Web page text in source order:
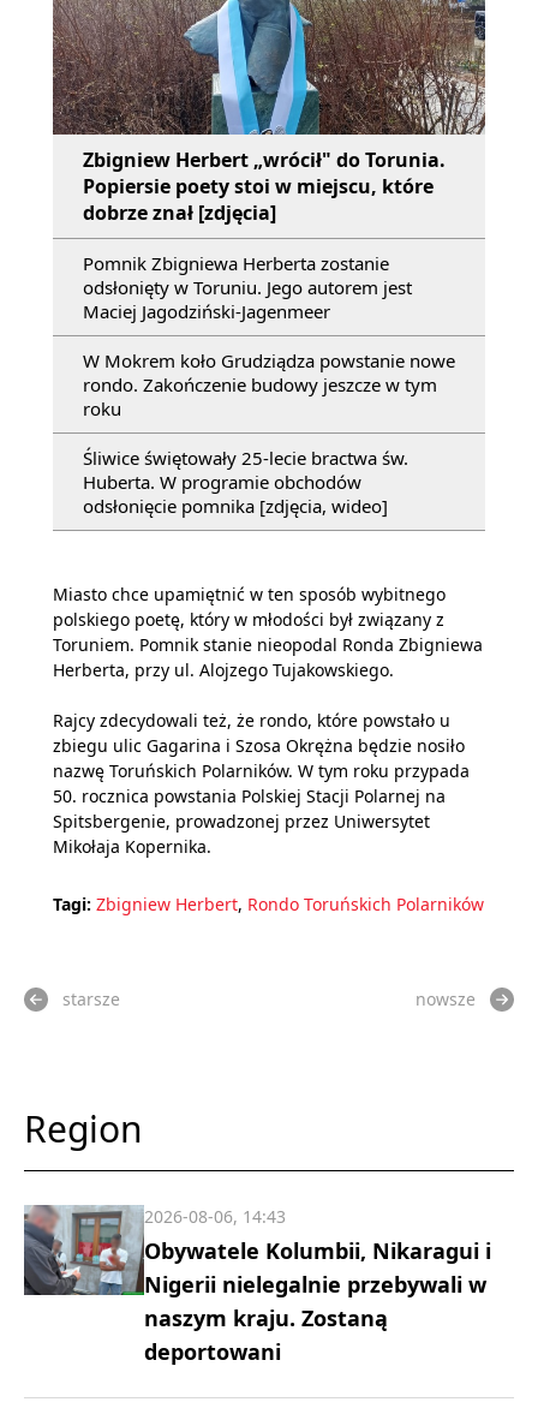
Zbigniew Herbert „wrócił" do Torunia.
Popiersie poety stoi w miejscu, które
dobrze znał [zdjęcia]
Pomnik Zbigniewa Herberta zostanie
odsłonięty w Toruniu. Jego autorem jest
Maciej Jagodziński-Jagenmeer
W Mokrem koło Grudziądza powstanie nowe
rondo. Zakończenie budowy jeszcze w tym
roku
Śliwice świętowały 25-lecie bractwa św.
Huberta. W programie obchodów
odsłonięcie pomnika [zdjęcia, wideo]
Miasto chce upamiętnić w ten sposób wybitnego
polskiego poetę, który w młodości był związany z
Toruniem. Pomnik stanie nieopodal Ronda Zbigniewa
Herberta, przy ul. Alojzego Tujakowskiego.
Rajcy zdecydowali też, że rondo, które powstało u
zbiegu ulic Gagarina i Szosa Okrężna będzie nosiło
nazwę Toruńskich Polarników. W tym roku przypada
50. rocznica powstania Polskiej Stacji Polarnej na
Spitsbergenie, prowadzonej przez Uniwersytet
Mikołaja Kopernika.
Tagi: Zbigniew Herbert, Rondo Toruńskich Polarników
starsze nowsze
Region
Obywatele Kolumbii, Nikaragui i
Nigerii nielegalnie przebywali w
naszym kraju. Zostaną
deportowani
2026-08-06, 14:43